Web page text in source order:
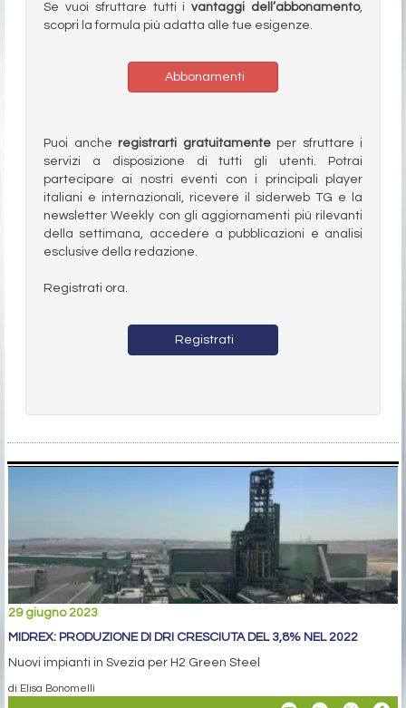
Se vuoi sfruttare tutti ivantaggi dell’abbonamento,
scopri la formula più adatta alle tue esigenze.
Abbonamenti
Puoi anche registrarti gratuitamenteper sfruttare i
servizi a disposizione di tutti gli utenti. Potrai
partecipare ai nostri eventi con i principali player
italiani e internazionali, ricevere il siderweb TG e la
newsletter Weekly con gli aggiornamenti più rilevanti
della settimana, accedere a pubblicazioni e analisi
esclusive della redazione.
Registrati ora.
Registrati
29 giugno 2023
MIDREX: PRODUZIONE DI DRI CRESCIUTA DEL 3,8% NEL 2022
Nuovi impianti in Svezia per H2 Green Steel
di Elisa Bonomelli